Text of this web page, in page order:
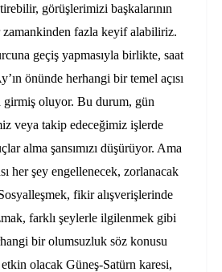
görüşlerimizi başkalarının
zamankinden fazla keyif alabiliriz.
geçiş yapmasıyla birlikte, saat
önünde herhangi bir temel açısı
girmiş oluyor. Bu durum, gün
veya takip edeceğimiz işlerde
alma şansımızı düşürüyor. Ama
her şey engellenecek, zorlanacak
fikir alışverişlerinde
farklı şeylerle ilgilenmek gibi
bir olumsuzluk söz konusu
olacak Güneş-Satürn karesi,